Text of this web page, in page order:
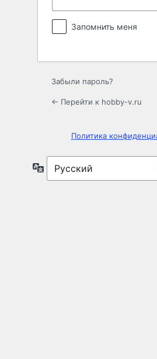
Запомнить меня
Забыли пароль?
← Перейти к hobby-v.ru
Политика
Язык